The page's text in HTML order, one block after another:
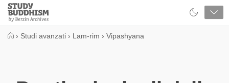
Close
Study
Buddhism
› Studi avanzati › Lam-rim › Vipashyana